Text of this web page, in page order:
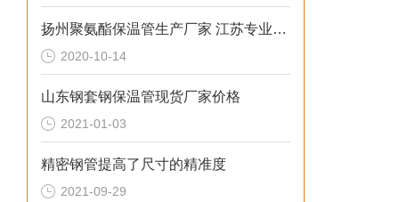
扬州聚氨酯保温管生产厂家 江苏专业防腐保温材料
2020-10-14
山东钢套钢保温管现货厂家价格
2021-01-03
精密钢管提高了尺寸的精准度
2021-09-29